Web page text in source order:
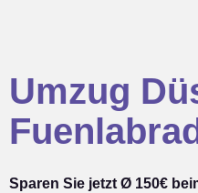
Umzug
Sparen Sie jetzt Ø 150€